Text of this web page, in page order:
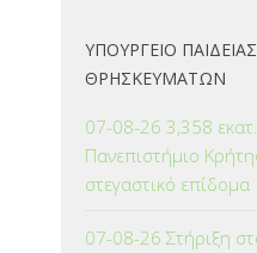
ΥΠΟΥΡΓΕΙΟ
ΘΡΗΣΚΕΥΜΑΤΩΝ
07-08-26 3,358
Πανεπιστήμιο
στεγαστικό επίδομα
07-08-26 Στήριξη